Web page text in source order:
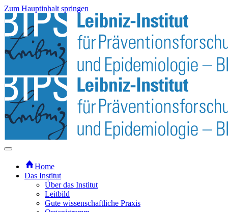
Zum Hauptinhalt springen
Home
Das Institut
Über das Institut
Leitbild
Gute wissenschaftliche Praxis